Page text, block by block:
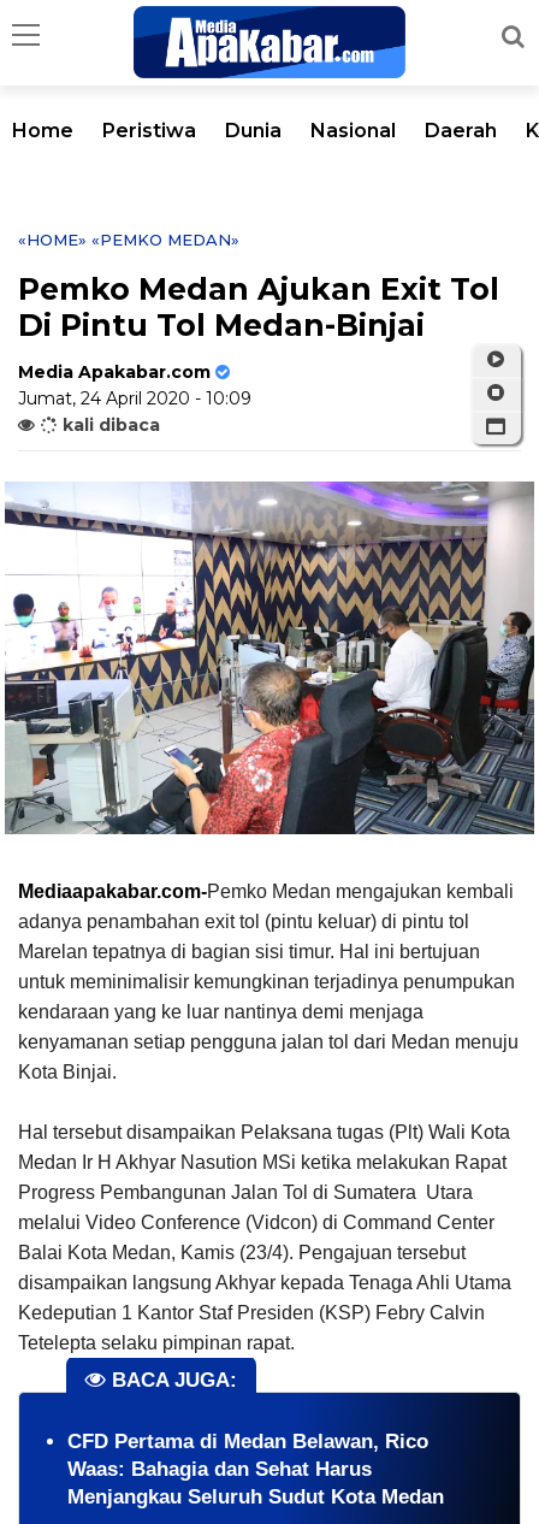
Home Peristiwa Dunia Nasional Daerah
«HOME» «PEMKO MEDAN»
Pemko Medan Ajukan Exit Tol
Di Pintu Tol Medan-Binjai
Media Apakabar.com
Jumat, 24 April 2020 - 10:09
kali dibaca
Mediaapakabar.com-Pemko Medan mengajukan kembali
adanya penambahan exit tol (pintu keluar) di pintu tol
Marelan tepatnya di bagian sisi timur. Hal ini bertujuan
untuk meminimalisir kemungkinan terjadinya penumpukan
kendaraan yang ke luar nantinya demi menjaga
kenyamanan setiap pengguna jalan tol dari Medan menuju
Kota Binjai.
Hal tersebut disampaikan Pelaksana tugas (Plt) Wali Kota
Medan Ir H Akhyar Nasution MSi ketika melakukan Rapat
Progress Pembangunan Jalan Tol di Sumatera Utara
melalui Video Conference (Vidcon) di Command Center
Balai Kota Medan, Kamis (23/4). Pengajuan tersebut
disampaikan langsung Akhyar kepada Tenaga Ahli Utama
Kedeputian 1 Kantor Staf Presiden (KSP) Febry Calvin
Tetelepta selaku pimpinan rapat.
BACA JUGA:
CFD Pertama di Medan Belawan, Rico
Waas: Bahagia dan Sehat Harus
Menjangkau Seluruh Sudut Kota Medan